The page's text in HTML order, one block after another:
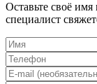
Оставьте своё
специалист